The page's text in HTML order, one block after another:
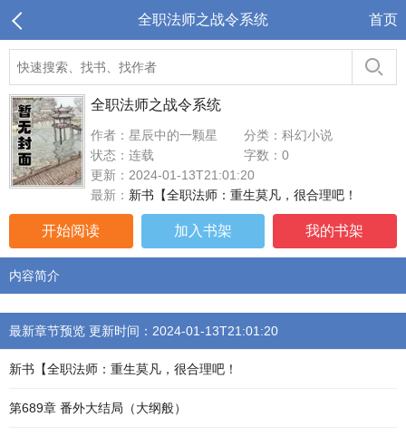
全职法师之战令系统 首页
全职法师之战令系统
作者：星辰中的一颗星
分类：科幻小说
状态：连载
字数：0
更新：2024-01-13T21:01:20
最新： 新书【全职法师：重生莫凡，很合理吧！
开始阅读 加入书架 我的书架
内容简介
最新章节预览 更新时间：2024-01-13T21:01:20
新书【全职法师：重生莫凡，很合理吧！
第689章 番外大结局（大纲般）